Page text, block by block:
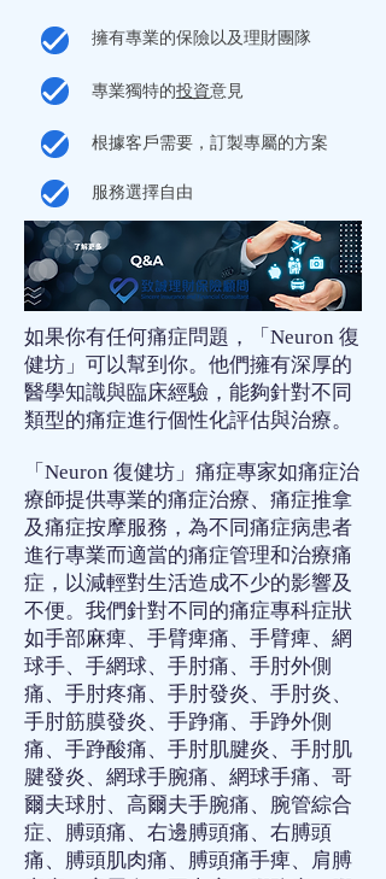
擁有專業的保險以及理財團隊
專業獨特的投資意見
根據客戶需要，訂製專屬的方案
服務選擇自由
如果你有任何痛症問題，「Neuron 復
健坊」可以幫到你。他們擁有深厚的
醫學知識與臨床經驗，能夠針對不同
類型的痛症進行個性化評估與治療。
「Neuron 復健坊」 痛症專家如痛症治
療師提供專業的痛症治療、 痛症推拿
及痛症按摩服務，為不同痛症病患者
進行專業而適當的痛症管理和治療痛
症 ，以減輕對生活造成不少的影響及
不便。我們針對不同的痛症專科症狀
如手部麻痺、 手臂痺痛、 手臂痺、 網
球手、 手網球、 手肘痛、 手肘外側
痛、 手肘疼痛、 手肘發炎、 手肘炎、
手肘筋膜發炎、 手踭痛、 手踭外側
痛、 手踭酸痛、 手肘肌腱炎、 手肘肌
腱發炎、 網球手腕痛、 網球手痛、 哥
爾夫球肘、 高爾夫手腕痛、 腕管綜合
症、 膊頭痛、 右邊膊頭痛、 右膊頭
痛、 膊頭肌肉痛、 膊頭痛手痺、
肩膊